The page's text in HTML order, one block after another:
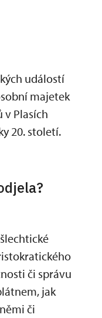
událostí
majetek
Plasích
20. století.
či správu
jak
či